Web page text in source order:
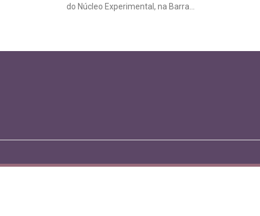
do Núcleo Experimental, na Barra...